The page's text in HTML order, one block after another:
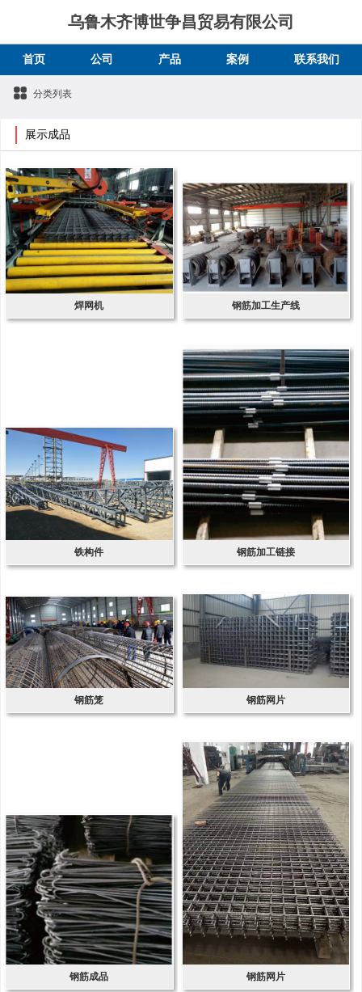
乌鲁木齐博世争昌贸易有限公司
首页 公司 产品 案例 联系我们
分类列表
展示成品
焊网机 钢筋加工生产线
铁构件 钢筋加工链接
钢筋笼 钢筋网片
钢筋成品 钢筋网片